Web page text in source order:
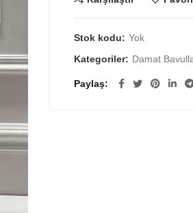
Stok kodu: Yok
Kategoriler: Damat
Paylaş